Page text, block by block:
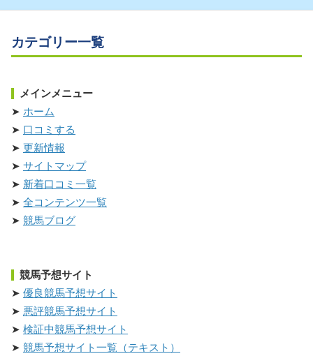
カテゴリー一覧
メインメニュー
ホーム
口コミする
更新情報
サイトマップ
新着口コミ一覧
全コンテンツ一覧
競馬ブログ
競馬予想サイト
優良競馬予想サイト
悪評競馬予想サイト
検証中競馬予想サイト
競馬予想サイト一覧（テキスト）